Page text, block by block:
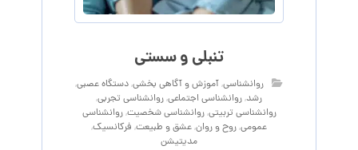
تنبلی و سستی
روانشناسی,آموزش و آگاهی‌ بخشی,دستگاه عصبی,
رشد,روانشناسی اجتماعی,روانشناسی تجربی,
روانشناسی تربیتی,روانشناسی شخصیت,روانشناسی
عمومی,روح و روان,عشق و طبیعت, فرکانسیک,
مدیتیشن